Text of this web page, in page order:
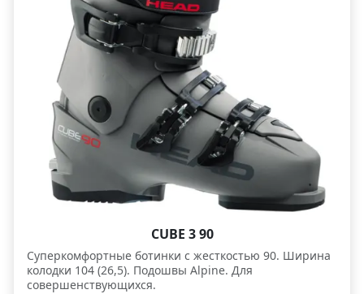
CUBE 3 90
Суперкомфортные ботинки c жесткостью 90. Ширина
колодки 104 (26,5). Подошвы Alpine. Для
совершенствующихся.